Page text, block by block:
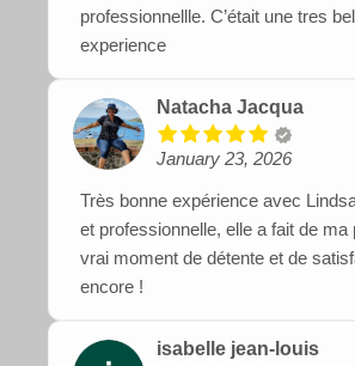
professionnellle. C’était une tres
experience
Natacha Jacqua
January 23, 2026
Très bonne expérience avec
et professionnelle, elle a fait de ma
vrai moment de détente et de
encore !
isabelle jean-louis